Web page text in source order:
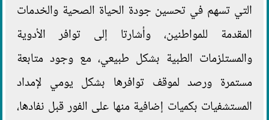
التي تسهم في تحسين جودة الحياة الصحية والخدمات
المقدمة للمواطنين، وأشارتا إلى توافر الأدوية
والمستلزمات الطبية بشكل طبيعي، مع وجود متابعة
مستمرة ورصد لموقف توافرها بشكل يومي لإمداد
المستشفيات بكميات إضافية منها على الفور قبل نفادها،